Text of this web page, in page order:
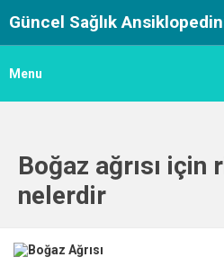
Güncel Sağlık
Menu
Boğaz ağrısı
nelerdir